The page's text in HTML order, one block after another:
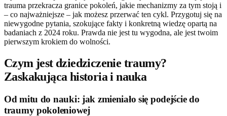
trauma przekracza granice pokoleń, jakie mechanizmy za tym stoją i
– co najważniejsze – jak możesz przerwać ten cykl. Przygotuj się na
niewygodne pytania, szokujące fakty i konkretną wiedzę opartą na
badaniach z 2024 roku. Prawda nie jest tu wygodna, ale jest twoim
pierwszym krokiem do wolności.
Czym jest dziedziczenie traumy?
Zaskakująca historia i nauka
Od mitu do nauki: jak zmieniało się podejście do
traumy pokoleniowej